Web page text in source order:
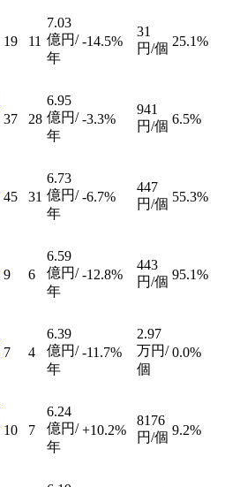
19 11
7.03
億円/
年
-14.5%
31
円/個 25.1%
37 28
6.95
億円/
年
-3.3%
941
円/個 6.5%
45 31
6.73
億円/
年
-6.7%
447
円/個 55.3%
9 6
6.59
億円/
年
-12.8%
443
円/個 95.1%
7 4
6.39
億円/
年
-11.7%
2.97
万円/
個
0.0%
10 7
6.24
億円/
年
+10.2%
8176
円/個 9.2%